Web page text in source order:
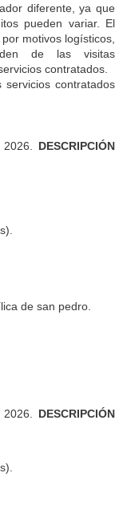
diferente, ya que
pueden variar. El
motivos logísticos,
de las visitas
contratados.
contratados
DESCRIPCIÓN
de san pedro.
DESCRIPCIÓN